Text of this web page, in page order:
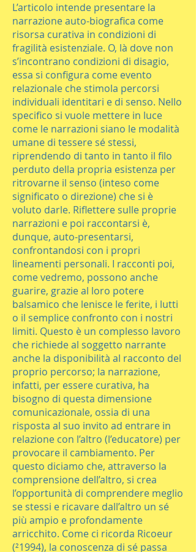
L’articolo intende presentare la
narrazione auto-biografica come
risorsa curativa in condizioni di
fragilità esistenziale. O, là dove non
s’incontrano condizioni di disagio,
essa si configura come evento
relazionale che stimola percorsi
individuali identitari e di senso. Nello
specifico si vuole mettere in luce
come le narrazioni siano le modalità
umane di tessere sé stessi,
riprendendo di tanto in tanto il filo
perduto della propria esistenza per
ritrovarne il senso (inteso come
significato o direzione) che si è
voluto darle. Riflettere sulle proprie
narrazioni e poi raccontarsi è,
dunque, auto-presentarsi,
confrontandosi con i propri
lineamenti personali. I racconti poi,
come vedremo, possono anche
guarire, grazie al loro potere
balsamico che lenisce le ferite, i lutti
o il semplice confronto con i nostri
limiti. Questo è un complesso lavoro
che richiede al soggetto narrante
anche la disponibilità al racconto del
proprio percorso; la narrazione,
infatti, per essere curativa, ha
bisogno di questa dimensione
comunicazionale, ossia di una
risposta al suo invito ad entrare in
relazione con l’altro (l’educatore) per
provocare il cambiamento. Per
questo diciamo che, attraverso la
comprensione dell’altro, si crea
l’opportunità di comprendere meglio
se stessi e ricavare dall’altro un sé
più ampio e profondamente
arricchito. Come ci ricorda Ricoeur
(²1994), la conoscenza di sé passa